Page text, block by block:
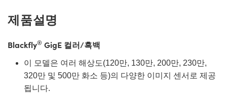
제품설명
Blackfly® GigE 컬러/흑백
이 모델은 여러 해상도(120만, 130만, 200만, 230만,
320만 및 500만 화소 등)의 다양한 이미지 센서로 제공
됩니다.